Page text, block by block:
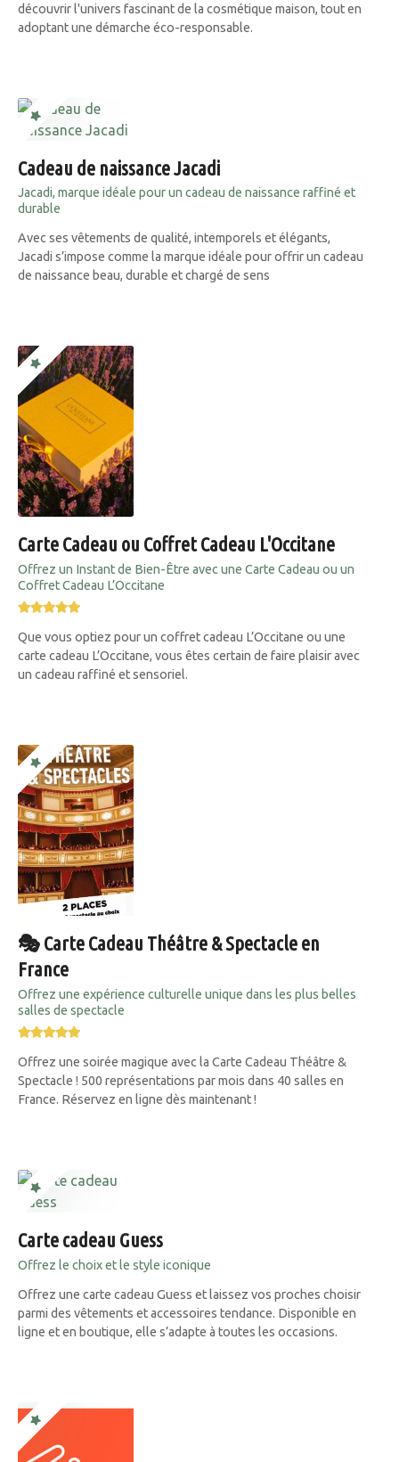
découvrir l'univers fascinant de la cosmétique maison, tout en
adoptant une démarche éco-responsable.
Cadeau de naissance Jacadi
Jacadi, marque idéale pour un cadeau de naissance raffiné et
durable
Avec ses vêtements de qualité, intemporels et élégants,
Jacadi s’impose comme la marque idéale pour offrir un cadeau
de naissance beau, durable et chargé de sens
Carte Cadeau ou Coffret Cadeau L'Occitane
Offrez un Instant de Bien-Être avec une Carte Cadeau ou un
Coffret Cadeau L’Occitane
Que vous optiez pour un coffret cadeau L’Occitane ou une
carte cadeau L’Occitane, vous êtes certain de faire plaisir avec
un cadeau raffiné et sensoriel.
🎭 Carte Cadeau Théâtre & Spectacle en
France
Offrez une expérience culturelle unique dans les plus belles
salles de spectacle
Offrez une soirée magique avec la Carte Cadeau Théâtre &
Spectacle ! 500 représentations par mois dans 40 salles en
France. Réservez en ligne dès maintenant !
Carte cadeau Guess
Offrez le choix et le style iconique
Offrez une carte cadeau Guess et laissez vos proches choisir
parmi des vêtements et accessoires tendance. Disponible en
ligne et en boutique, elle s’adapte à toutes les occasions.